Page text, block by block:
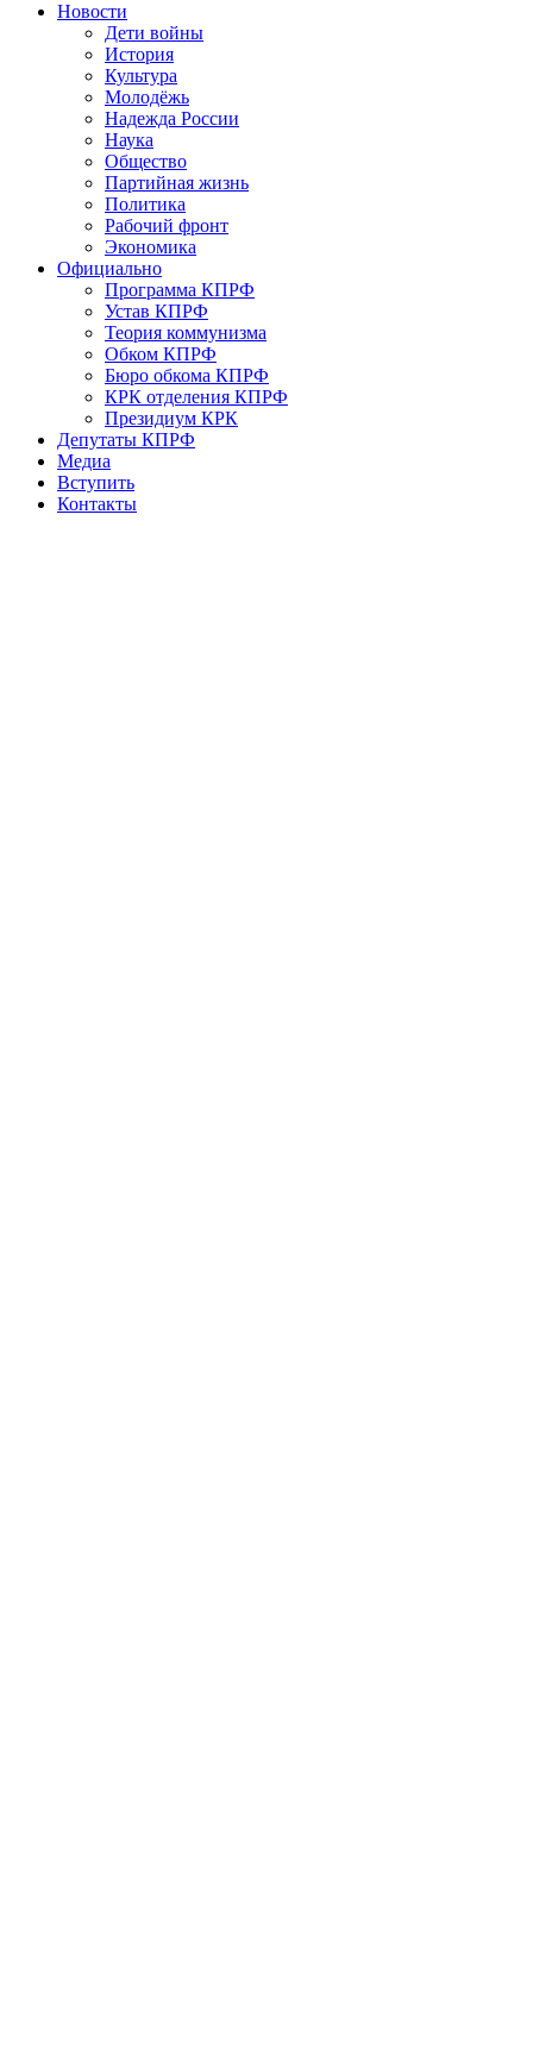
Новости
Дети войны
История
Культура
Молодёжь
Надежда России
Наука
Общество
Партийная жизнь
Политика
Рабочий фронт
Экономика
Официально
Программа КПРФ
Устав КПРФ
Теория коммунизма
Обком КПРФ
Бюро обкома КПРФ
КРК отделения КПРФ
Президиум КРК
Депутаты КПРФ
Медиа
Вступить
Контакты